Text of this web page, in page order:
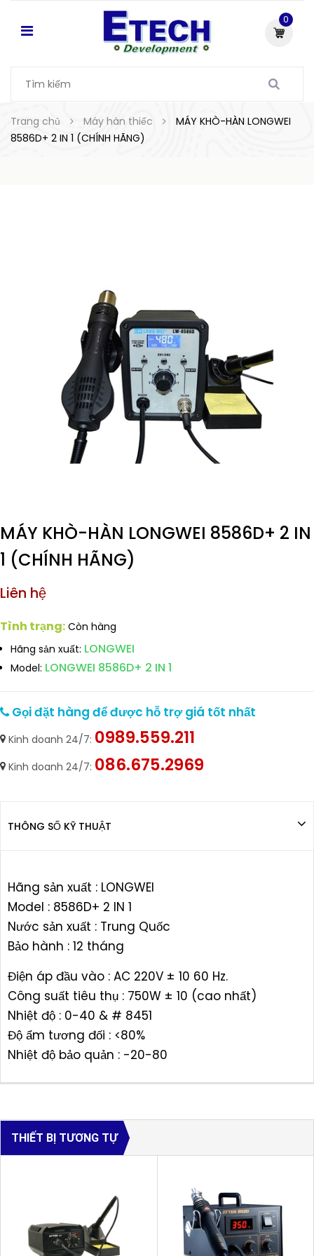
0
Trang chủ Máy hàn thiếc
MÁY KHÒ-HÀN LONGWEI
8586D+ 2 IN 1 (CHÍNH HÃNG)
MÁY KHÒ-HÀN LONGWEI 8586D+ 2 IN
1 (CHÍNH HÃNG)
Liên hệ
Tình trạng: Còn hàng
Hãng sản xuất: LONGWEI
Model: LONGWEI 8586D+ 2 IN 1
Gọi đặt hàng để được hỗ trợ giá tốt nhất
Kinh doanh 24/7: 0989.559.211
Kinh doanh 24/7: 086.675.2969
THÔNG SỐ KỸ THUẬT
Hãng sản xuất : LONGWEI
Model : 8586D+ 2 IN 1
Nước sản xuất : Trung Quốc
Bảo hành : 12 tháng
Điện áp đầu vào : AC 220V ± 10 60 Hz.
Công suất tiêu thụ : 750W ± 10 (cao nhất)
Nhiệt độ : 0-40 & # 8451
Độ ẩm tương đối : <80%
Nhiệt độ bảo quản : -20-80
THIẾT BỊ TƯƠNG TỰ